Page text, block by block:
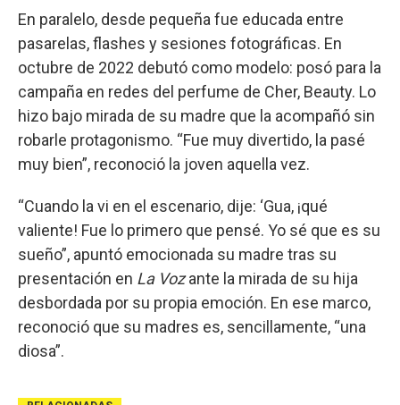
En paralelo, desde pequeña fue educada entre
pasarelas, flashes y sesiones fotográficas. En
octubre de 2022 debutó como modelo: posó para la
campaña en redes del perfume de Cher, Beauty. Lo
hizo bajo mirada de su madre que la acompañó sin
robarle protagonismo. “Fue muy divertido, la pasé
muy bien”, reconoció la joven aquella vez.
“Cuando la vi en el escenario, dije: ‘Gua, ¡qué
valiente! Fue lo primero que pensé. Yo sé que es su
sueño”, apuntó emocionada su madre tras su
presentación en La Vozante la mirada de su hija
desbordada por su propia emoción. En ese marco,
reconoció que su madres es, sencillamente, “una
diosa”.